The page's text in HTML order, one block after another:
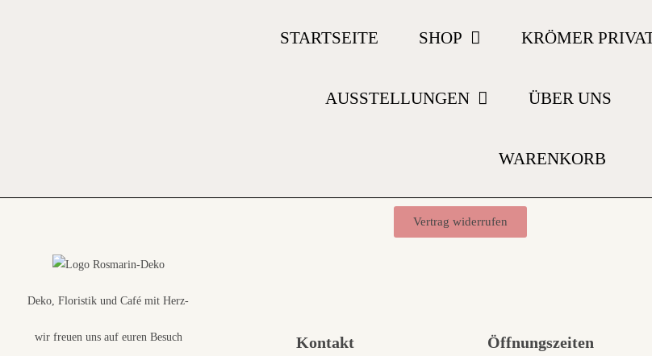
STARTSEITE SHOP KRÖMER
AUSSTELLUNGEN ÜBER UNS
WARENKORB
Vertrag widerrufen
Deko, Floristik und Café mit Herz-
wir freuen uns auf euren Besuch Kontakt Öffnungszeiten